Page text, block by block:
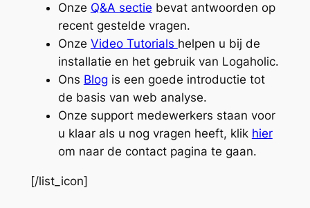
Onze Q&A sectie bevat antwoorden op
recent gestelde vragen.
Onze Video Tutorials helpen u bij de
installatie en het gebruik van Logaholic.
Ons Blog is een goede introductie tot
de basis van web analyse.
Onze support medewerkers staan voor
u klaar als u nog vragen heeft, klik hier
om naar de contact pagina te gaan.
[/list_icon]